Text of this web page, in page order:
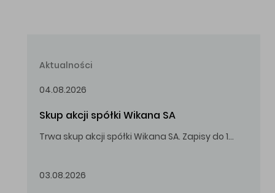
Aktualności
04.08.2026
Skup akcji spółki Wikana SA
Trwa skup akcji spółki Wikana SA. Zapisy do 14.08.2026 r. do godz. 16.00.
03.08.2026